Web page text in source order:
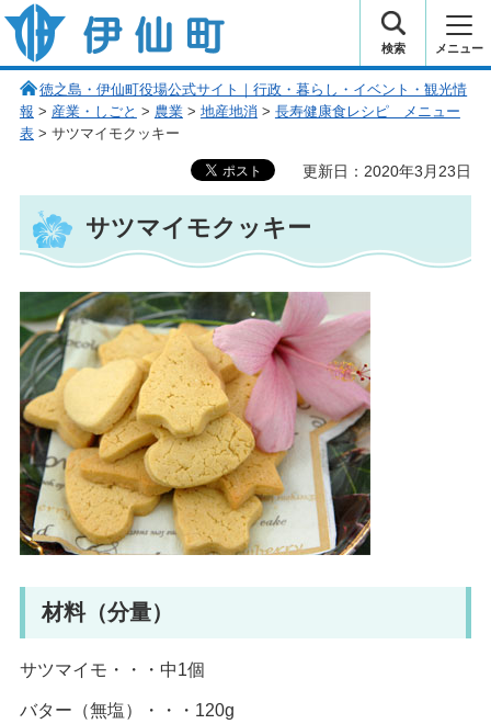
伊仙町 健康・長寿と子宝の町
検索 メニュー
徳之島・伊仙町役場公式サイト｜行政・暮らし・イベント・観光情
報 > 産業・しごと > 農業> 地産地消 > 長寿健康食レシピ メニュー
表> サツマイモクッキー
更新日：2020年3月23日
サツマイモクッキー
材料（分量）
サツマイモ・・・中1個
バター（無塩）・・・120g